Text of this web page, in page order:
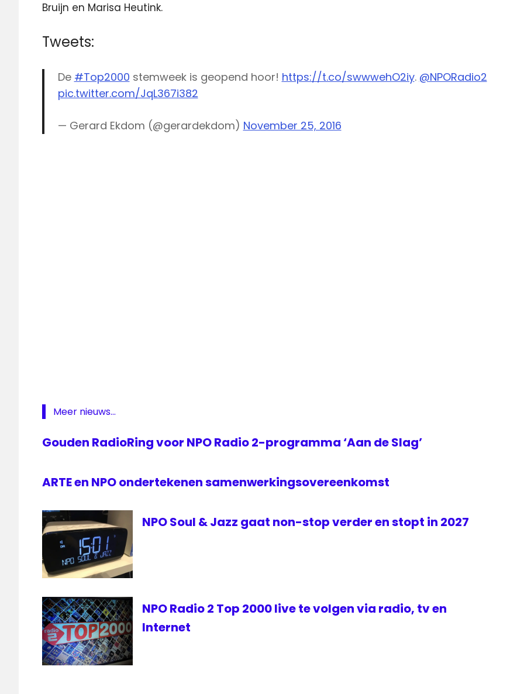
Bruijn en Marisa Heutink.
Tweets:
De #Top2000 stemweek is geopend hoor! https://t.co/swwwehO2iy. @NPORadio2
pic.twitter.com/JqL367i382
— Gerard Ekdom (@gerardekdom) November 25, 2016
Meer nieuws...
Gouden RadioRing voor NPO Radio 2-programma ‘Aan de Slag’
ARTE en NPO ondertekenen samenwerkingsovereenkomst
NPO Soul & Jazz gaat non-stop verder en stopt in 2027
NPO Radio 2 Top 2000 live te volgen via radio, tv en
Internet